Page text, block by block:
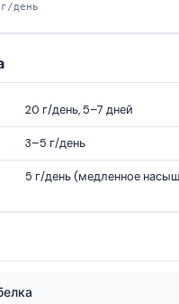
день
20 г/день, 5–7 дней
3–5 г/день
5 г/день (медленное